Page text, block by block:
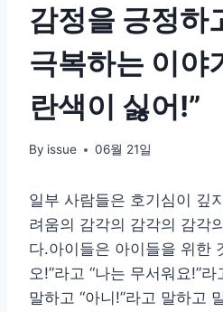
감정을 긍정하
극복하는 이야
란색이 싫어!”
By issue 06월 21일
일부 사람들은 호기심이 깊
려움의 감각의 감각의 감각
다.아이들은 아이들을 위한
오!”라고 “나는 무서워요!”
말하고 “아니!”라고 말하고